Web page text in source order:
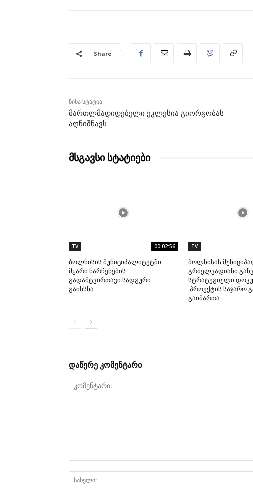
Share
წინა სტატია
მართლმადიდებელი ეკლესია გიორგობას
აღნიშნავს
მსგავსი სტატიები
TV 00:02:56
ბოლნისის მუნიციპალიტეტში
მყარი ნარჩენების
გადამტვირთავი სადგური
გაიხსნა
TV
ბოლნისის
გრძელვადიანი
სტრატეგიული
პროექტის საჯარო
გაიმართა
დაწერე კომენტარი